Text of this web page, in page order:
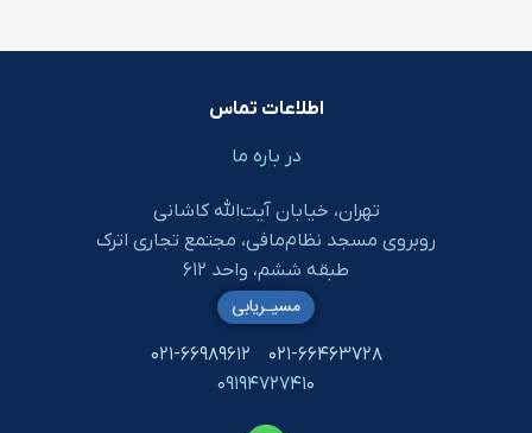
اطلاعات تماس
در باره ما
تهران، خیابان آیت‌الله کاشانی
روبروی مسجد نظام‌مافی، مجتمع تجاری اترک
طبقه ششم، واحد ۶۱۲
۰۲۱-۶۶۴۶۳۷۲۸
۰۲۱-۶۶۹۸۹۶۱۲
۰۹۱۹۴۷۲۷۴۱۰
مسیـریابی